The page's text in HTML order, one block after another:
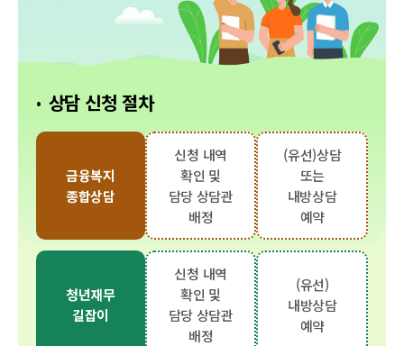
상담 신청 절차
금융복지
종합상담
신청 내역
확인 및
담당 상담관
배정
(유선)상담
또는
내방상담
예약
청년재무
길잡이
신청 내역
확인 및
담당 상담관
배정
(유선)
내방상담
예약